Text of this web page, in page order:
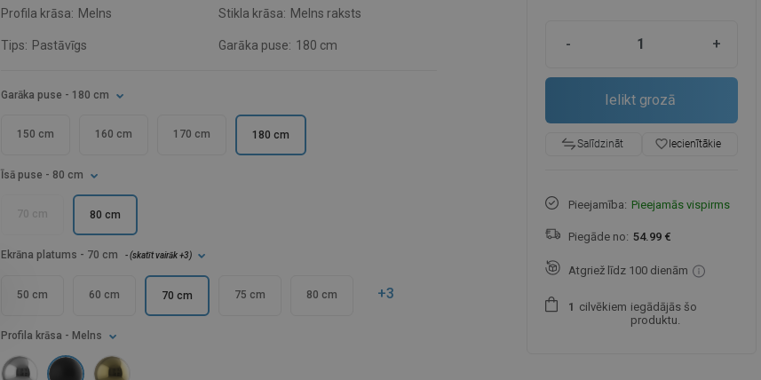
Profila krāsa: Melns Stikla krāsa: Melns raksts
Tips: Pastāvīgs Garāka puse: 180 cm
Garāka puse - 180 cm
150 cm 160 cm 170 cm 180 cm
Īsā puse - 80 cm
70 cm 80 cm
Profila krāsa - Melns
Ekrāna platums - 70 cm - (skatīt vairāk+3)
50 cm 60 cm 70 cm 75 cm 80 cm +3
- +
Ielikt grozā
Salīdzināt favorite_borderIecienītākie
Pieejamība: Pieejamās vispirms
Piegāde no: 54.99 €
Atgriež līdz 100 dienām
1 cilvēkiem iegādājās šo
produktu.